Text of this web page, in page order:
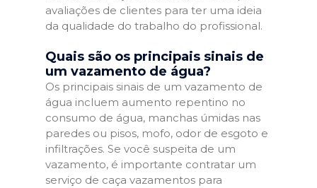
avaliações de clientes para ter uma ideia
da qualidade do trabalho do profissional.
Quais são os principais sinais de
um vazamento de água?
Os principais sinais de um vazamento de
água incluem aumento repentino no
consumo de água, manchas úmidas nas
paredes ou pisos, mofo, odor de esgoto e
infiltrações. Se você suspeita de um
vazamento, é importante contratar um
serviço de caça vazamentos para